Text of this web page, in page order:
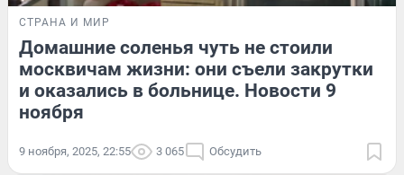
СТРАНА И МИР
Домашние соленья чуть не стоили
москвичам жизни: они съели закрутки
и оказались в больнице. Новости 9
ноября
9 ноября, 2025, 22:55 3 065 Обсудить